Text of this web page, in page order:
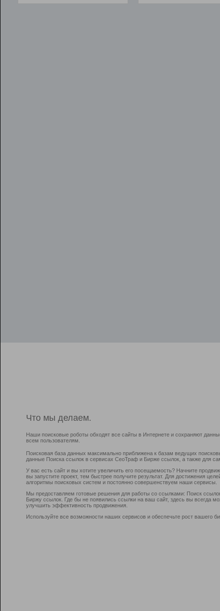
Что мы делаем.
Наши поисковые роботы обходят все сайты в Интернете и сохраняют
всем пользователям.
Поисковая база данных максимально приближена к базам ведущих
данные Поиска ссылок в сервисах СеоТраф и Бирже ссылок, а также для
У вас есть сайт и вы хотите увеличить его посещаемость? Начните
вы запустите проект, тем быстрее получите результат. Для достижения
алгоритмы поисковых систем и постоянно совершенствуем наши сервисы.
Мы предоставляем готовые решения для работы со ссылками: Поиск
Биржу ссылок. Где бы не появились ссылки на ваш сайт, здесь вы всегда
улучшить эффективность продвижения.
Используйте все возможности наших сервисов и обеспечьте рост вашего